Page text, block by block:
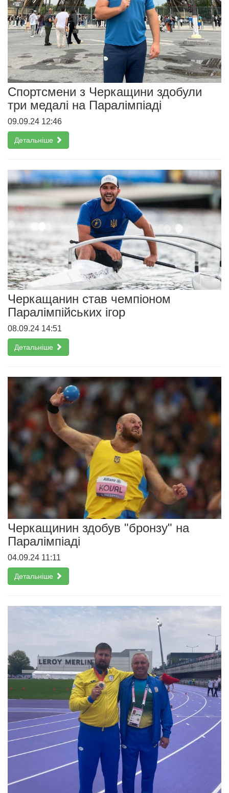
Спортсмени з Черкащини здобули
три медалі на Паралімпіаді
09.09.24 12:46
Детальніше
Черкащанин став чемпіоном
Паралімпійських ігор
08.09.24 14:51
Детальніше
Черкащинин здобув "бронзу" на
Паралімпіаді
04.09.24 11:11
Детальніше